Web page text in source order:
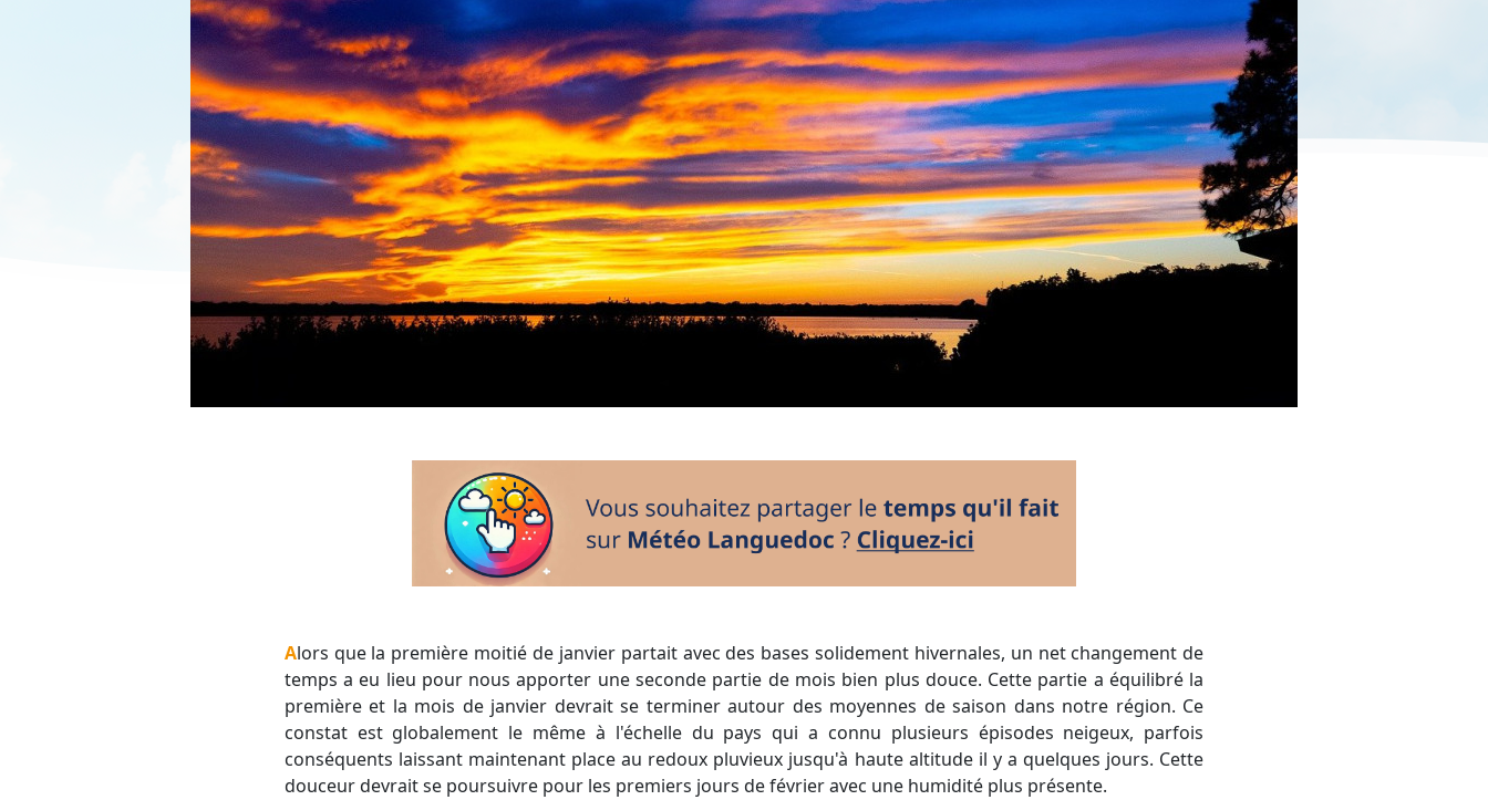
Alors que la première moitié de janvier partait avec des bases solidement hivernales, un net changement de
temps a eu lieu pour nous apporter une seconde partie de mois bien plus douce. Cette partie a équilibré la
première et la mois de janvier devrait se terminer autour des moyennes de saison dans notre région. Ce
constat est globalement le même à l'échelle du pays qui a connu plusieurs épisodes neigeux, parfois
conséquents laissant maintenant place au redoux pluvieux jusqu'à haute altitude il y a quelques jours. Cette
douceur devrait se poursuivre pour les premiers jours de février avec une humidité plus présente.